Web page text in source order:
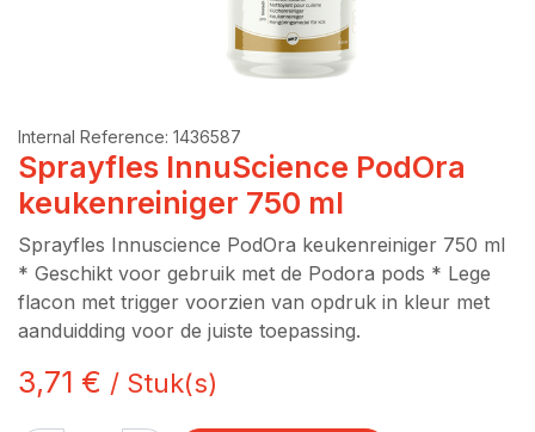
Internal Reference: 1436587
Sprayfles InnuScience PodOra
keukenreiniger 750 ml
Sprayfles Innuscience PodOra keukenreiniger 750 ml
* Geschikt voor gebruik met de Podora pods * Lege
flacon met trigger voorzien van opdruk in kleur met
aanduidding voor de juiste toepassing.
3,71 € / Stuk(s)